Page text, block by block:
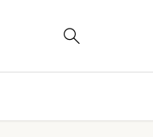
